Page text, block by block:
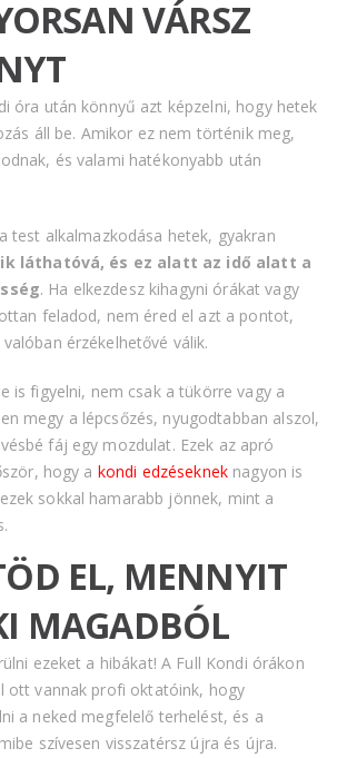
VÁRSZ
óra után könnyű azt képzelni, hogy hetek
áll be. Amikor ez nem történik meg,
és valami hatékonyabb után
test alkalmazkodása hetek, gyakran
láthatóvá, és ez alatt az idő alatt a
. Ha elkezdesz kihagyni órákat vagy
feladod, nem éred el azt a pontot,
érzékelhetővé válik.
is figyelni, nem csak a tükörre vagy a
megy a lépcsőzés, nyugodtabban alszol,
fáj egy mozdulat. Ezek az apró
hogy a kondi edzéseknek nagyon is
sokkal hamarabb jönnek, mint a
EL, MENNYIT
MAGADBÓL
ezeket a hibákat! A Full Kondi órákon
ott vannak profi oktatóink, hogy
a neked megfelelő terhelést, és a
szívesen visszatérsz újra és újra.